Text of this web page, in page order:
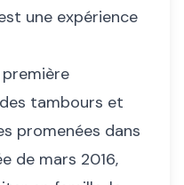
une expérience
tambours et
promenées dans
de mars 2016,